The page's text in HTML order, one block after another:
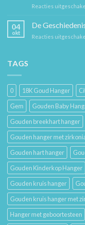
Reacties
04
okt
De
Reacties
TAGS
0 18K Goud Hanger
Gem
Gouden Baby
Gouden breekhart hanger
Gouden hanger met
Gouden hart hanger
Gouden Kinderkop Hanger
Gouden kruis hanger
Gouden kruis hanger met
Hanger met geboortesteen